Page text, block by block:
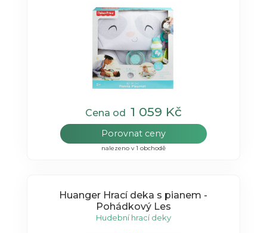
Cena od 1 059 Kč
Porovnat ceny
nalezeno v 1 obchodě
Huanger Hrací deka s pianem -
Pohádkový Les
Hudební hrací deky